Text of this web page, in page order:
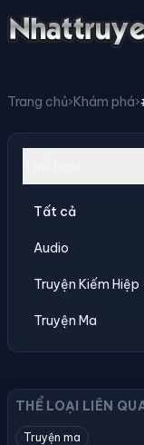
Trang chủ›Khám phá›
Tất cả
Audio
Truyện Kiếm
Truyện Ma
THỂ LOẠI LIÊN
Truyện ma